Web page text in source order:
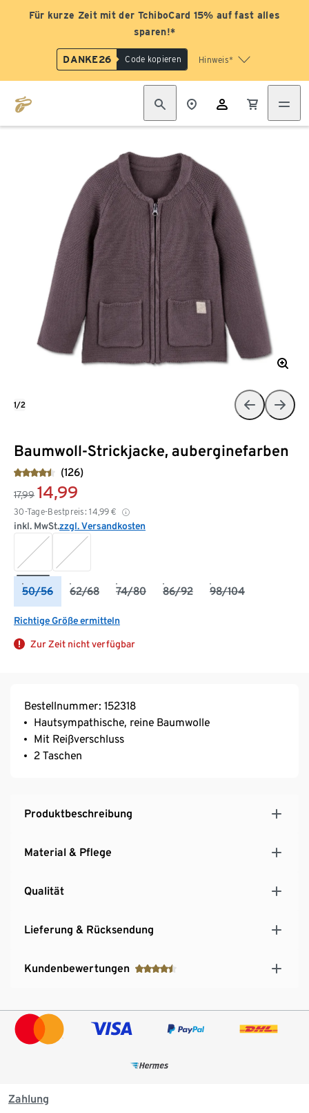
Für kurze Zeit mit der TchiboCard 15% auf fast alles
sparen!*
DANKE26 Code kopieren Hinweis*
Baumwoll-Strickjacke, auberginefarben
(126)
17,99 14,99
30-Tage-Bestpreis: 14,99 €
inkl. MwSt.zzgl. Versandkosten
50/56 62/68 74/80 86/92 98/104
Richtige Größe ermitteln
Zur Zeit nicht verfügbar
1/2
Bestellnummer: 152318
Hautsympathische, reine Baumwolle
Mit Reißverschluss
2 Taschen
Produktbeschreibung
Material & Pflege
Qualität
Lieferung & Rücksendung
Kundenbewertungen
Zahlung